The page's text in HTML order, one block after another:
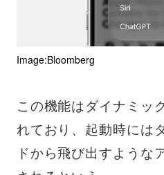
Image:Bloomberg
この機能はダイナミッ
れており、起動時には
ドから飛び出すような